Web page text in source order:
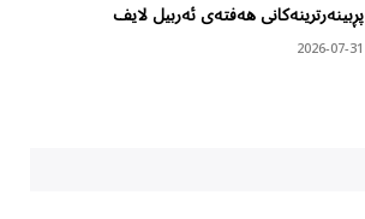
پڕبینەرترینەکانی هەفتەی ئەربیل لایف
2026-07-31